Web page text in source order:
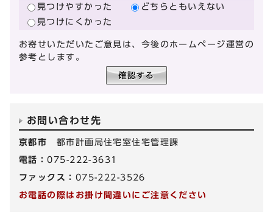
見つけやすかった
どちらともいえない
見つけにくかった
お寄せいただいたご意見は、今後のホームページ運営の
参考とします。
お問い合わせ先
京都市 都市計画局住宅室住宅管理課
電話：075-222-3631
ファックス： 075-222-3526
お電話の際はお掛け間違いにご注意ください